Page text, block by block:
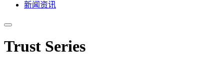
新闻资讯
Trust Series